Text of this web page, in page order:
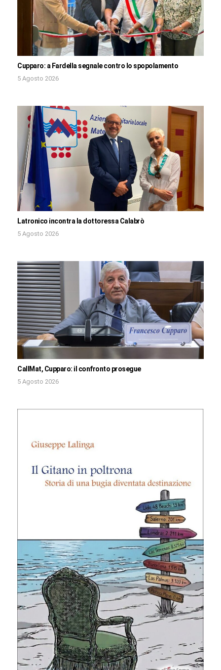
Cupparo: a Fardella segnale contro lo spopolamento
5 Agosto 2026
Latronico incontra la dottoressa Calabrò
5 Agosto 2026
CallMat, Cupparo: il confronto prosegue
5 Agosto 2026